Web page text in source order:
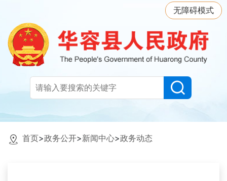
无障碍模式
首页>政务公开>新闻中心>政务动态